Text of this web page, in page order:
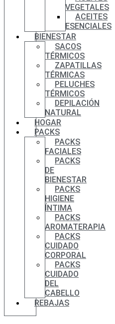
VEGETALES
ACEITES
ESENCIALES
BIENESTAR
SACOS
TÉRMICOS
ZAPATILLAS
TÉRMICAS
PELUCHES
TÉRMICOS
DEPILACIÓN
NATURAL
HOGAR
PACKS
PACKS
FACIALES
PACKS
DE
BIENESTAR
PACKS
HIGIENE
ÍNTIMA
PACKS
AROMATERAPIA
PACKS
CUIDADO
CORPORAL
PACKS
CUIDADO
DEL
CABELLO
REBAJAS